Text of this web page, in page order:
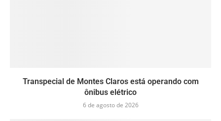
Transpecial de Montes Claros está operando com
ônibus elétrico
6 de agosto de 2026